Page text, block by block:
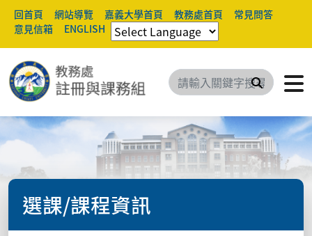
回首頁 網站導覽 嘉義大學首頁 教務處首頁
常見問答
意見信箱
ENGLISH
搜尋
選課/課程資訊